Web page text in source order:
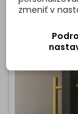
možné
zasunúť.
45 mm. Je
ocele s
úpravou.
inštalovať
tento
zmeniť v